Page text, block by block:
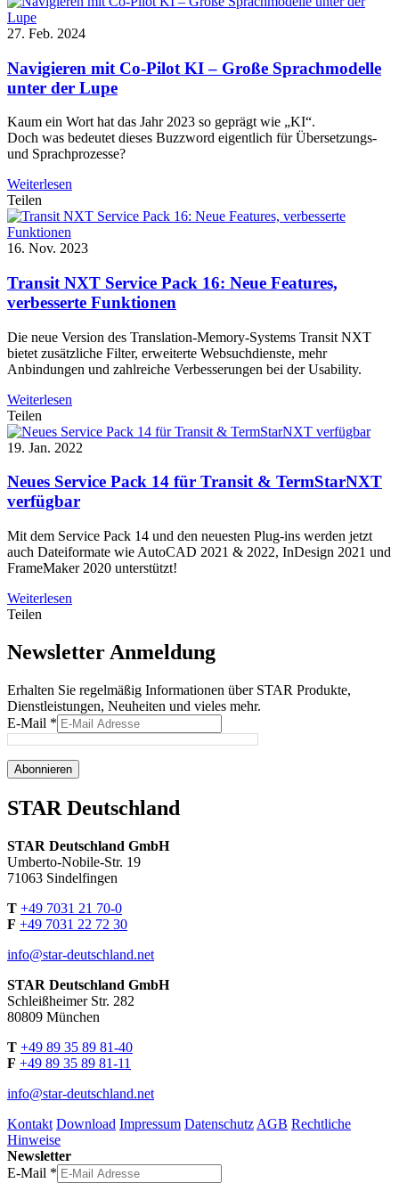
27. Feb. 2024
Navigieren mit Co-Pilot KI – Große Sprachmodelle
unter der Lupe
Kaum ein Wort hat das Jahr 2023 so geprägt wie „KI“.
Doch was bedeutet dieses Buzzword eigentlich für Übersetzungs-
und Sprachprozesse?
Weiterlesen
Teilen
16. Nov. 2023
Transit NXT Service Pack 16: Neue Features,
verbesserte Funktionen
Die neue Version des Translation-Memory-Systems Transit NXT
bietet zusätzliche Filter, erweiterte Websuchdienste, mehr
Anbindungen und zahlreiche Verbesserungen bei der Usability.
Weiterlesen
Teilen
19. Jan. 2022
Neues Service Pack 14 für Transit & TermStarNXT
verfügbar
Mit dem Service Pack 14 und den neuesten Plug-ins werden jetzt
auch Dateiformate wie AutoCAD 2021 & 2022, InDesign 2021 und
FrameMaker 2020 unterstützt!
Weiterlesen
Teilen
Newsletter Anmeldung
Erhalten Sie regelmäßig Informationen über STAR Produkte,
Dienstleistungen, Neuheiten und vieles mehr.
E-Mail *
Abonnieren
STAR Deutschland
STAR Deutschland GmbH
Umberto-Nobile-Str. 19
71063 Sindelfingen
T +49 7031 21 70-0
F +49 7031 22 72 30
info@star-deutschland.net
STAR Deutschland GmbH
Schleißheimer Str. 282
80809 München
T +49 89 35 89 81-40
F +49 89 35 89 81-11
info@star-deutschland.net
Kontakt Download Impressum Datenschutz AGB Rechtliche
Hinweise
Newsletter
E-Mail *